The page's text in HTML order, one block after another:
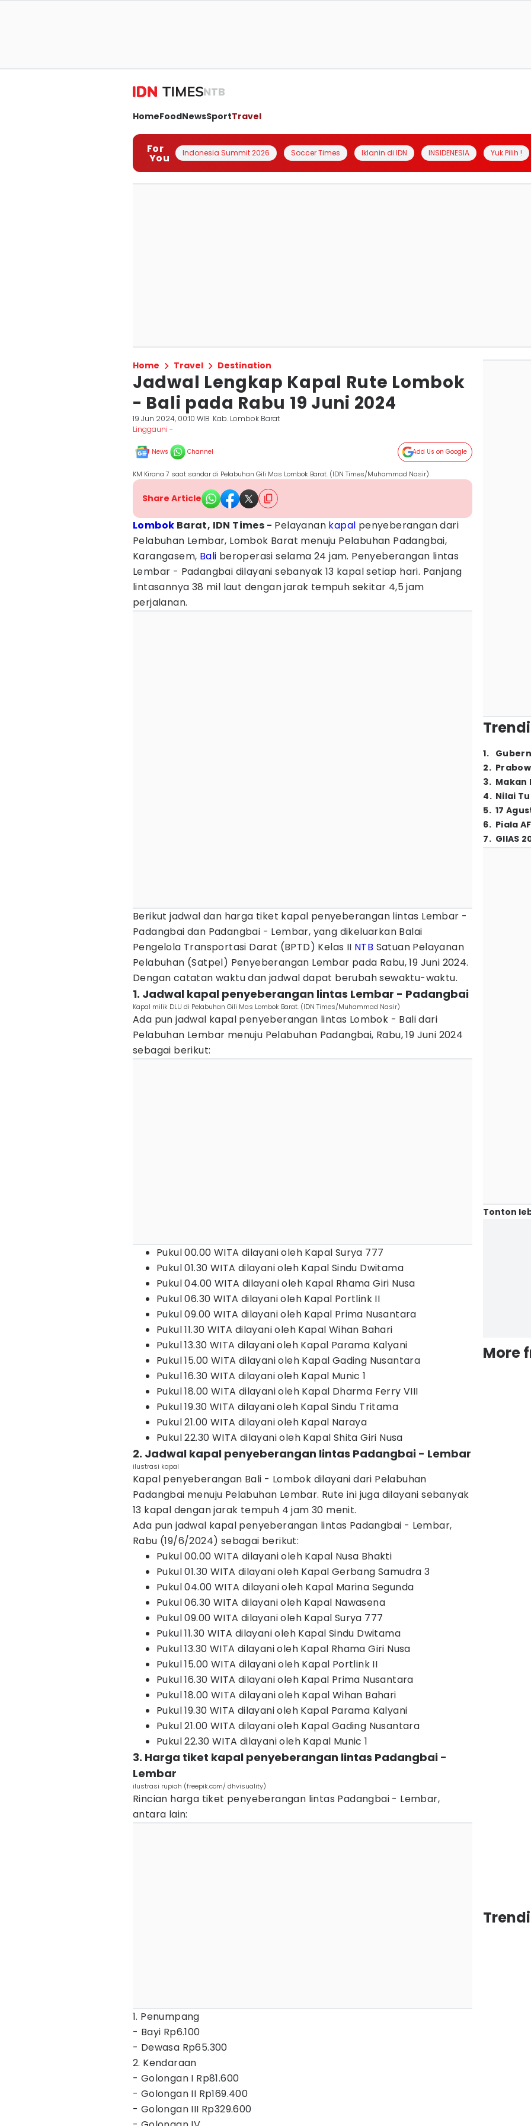
NTB
HomeFoodNewsSportTravel
For
You Indonesia Summit 2026 Soccer Times Iklanin di IDN INSIDENESIA Yuk Pilih !
Home Travel Destination
Jadwal Lengkap Kapal Rute Lombok
- Bali pada Rabu 19 Juni 2024
19 Jun 2024, 00:10 WIB Kab. Lombok Barat
Linggauni -
News Channel Add Us on Google
KM Kirana 7 saat sandar di Pelabuhan Gili Mas Lombok Barat. (IDN Times/Muhammad Nasir)
Share Article
Lombok Barat, IDN Times - Pelayanan kapal penyeberangan dari
Pelabuhan Lembar, Lombok Barat menuju Pelabuhan Padangbai,
Karangasem, Bali beroperasi selama 24 jam. Penyeberangan lintas
Lembar - Padangbai dilayani sebanyak 13 kapal setiap hari. Panjang
lintasannya 38 mil laut dengan jarak tempuh sekitar 4,5 jam
perjalanan.
Berikut jadwal dan harga tiket kapal penyeberangan lintas Lembar -
Padangbai dan Padangbai - Lembar, yang dikeluarkan Balai
Pengelola Transportasi Darat (BPTD) Kelas II NTB Satuan Pelayanan
Pelabuhan (Satpel) Penyeberangan Lembar pada Rabu, 19 Juni 2024.
Dengan catatan waktu dan jadwal dapat berubah sewaktu-waktu.
1. Jadwal kapal penyeberangan lintas Lembar - Padangbai
Kapal milik DLU di Pelabuhan Gili Mas Lombok Barat. (IDN Times/Muhammad Nasir)
Ada pun jadwal kapal penyeberangan lintas Lombok - Bali dari
Pelabuhan Lembar menuju Pelabuhan Padangbai, Rabu, 19 Juni 2024
sebagai berikut:
Pukul 00.00 WITA dilayani oleh Kapal Surya 777
Pukul 01.30 WITA dilayani oleh Kapal Sindu Dwitama
Pukul 04.00 WITA dilayani oleh Kapal Rhama Giri Nusa
Pukul 06.30 WITA dilayani oleh Kapal Portlink II
Pukul 09.00 WITA dilayani oleh Kapal Prima Nusantara
Pukul 11.30 WITA dilayani oleh Kapal Wihan Bahari
Pukul 13.30 WITA dilayani oleh Kapal Parama Kalyani
Pukul 15.00 WITA dilayani oleh Kapal Gading Nusantara
Pukul 16.30 WITA dilayani oleh Kapal Munic 1
Pukul 18.00 WITA dilayani oleh Kapal Dharma Ferry VIII
Pukul 19.30 WITA dilayani oleh Kapal Sindu Tritama
Pukul 21.00 WITA dilayani oleh Kapal Naraya
Pukul 22.30 WITA dilayani oleh Kapal Shita Giri Nusa
2. Jadwal kapal penyeberangan lintas Padangbai - Lembar
ilustrasi kapal
Kapal penyeberangan Bali - Lombok dilayani dari Pelabuhan
Padangbai menuju Pelabuhan Lembar. Rute ini juga dilayani sebanyak
13 kapal dengan jarak tempuh 4 jam 30 menit.
Ada pun jadwal kapal penyeberangan lintas Padangbai - Lembar,
Rabu (19/6/2024) sebagai berikut:
Pukul 00.00 WITA dilayani oleh Kapal Nusa Bhakti
Pukul 01.30 WITA dilayani oleh Kapal Gerbang Samudra 3
Pukul 04.00 WITA dilayani oleh Kapal Marina Segunda
Pukul 06.30 WITA dilayani oleh Kapal Nawasena
Pukul 09.00 WITA dilayani oleh Kapal Surya 777
Pukul 11.30 WITA dilayani oleh Kapal Sindu Dwitama
Pukul 13.30 WITA dilayani oleh Kapal Rhama Giri Nusa
Pukul 15.00 WITA dilayani oleh Kapal Portlink II
Pukul 16.30 WITA dilayani oleh Kapal Prima Nusantara
Pukul 18.00 WITA dilayani oleh Kapal Wihan Bahari
Pukul 19.30 WITA dilayani oleh Kapal Parama Kalyani
Pukul 21.00 WITA dilayani oleh Kapal Gading Nusantara
Pukul 22.30 WITA dilayani oleh Kapal Munic 1
3. Harga tiket kapal penyeberangan lintas Padangbai -
Lembar
ilustrasi rupiah (freepik.com/ dhvisuality)
Rincian harga tiket penyeberangan lintas Padangbai - Lembar,
antara lain:
1. Penumpang
- Bayi Rp6.100
- Dewasa Rp65.300
2. Kendaraan
- Golongan I Rp81.600
- Golongan II Rp169.400
- Golongan III Rp329.600
1.
2.
3. Makan
4. Nilai
5. 17
6. Piala
7. GIIAS
Tonton
More